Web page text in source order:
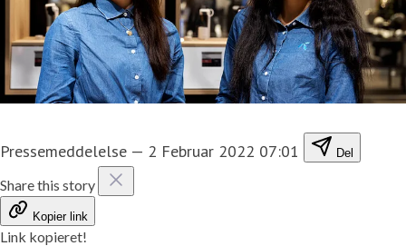
Pressemeddelelse — 2 Februar 2022 07:01 Del
Share this story
Kopier link
Link kopieret!